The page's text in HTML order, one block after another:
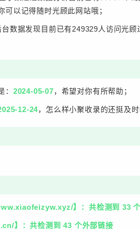
以记得随时光顾此网站哦；
台数据发现目前已有249329人访问光
： 2024-05-07，希望对你有所帮助；
12-24，怎么样小聚收录的还挺及
】：共检测到 33
】：共检测到 43 个外部链接